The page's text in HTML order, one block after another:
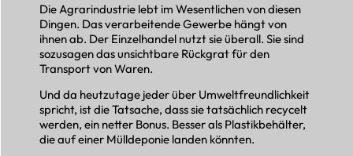
Die Agrarindustrie lebt im Wesentlichen von diesen
Dingen. Das verarbeitende Gewerbe hängt von
ihnen ab. Der Einzelhandel nutzt sie überall. Sie sind
sozusagen das unsichtbare Rückgrat für den
Transport von Waren.
Und da heutzutage jeder über Umweltfreundlichkeit
spricht, ist die Tatsache, dass sie tatsächlich recycelt
werden, ein netter Bonus. Besser als Plastikbehälter,
die auf einer Mülldeponie landen könnten.